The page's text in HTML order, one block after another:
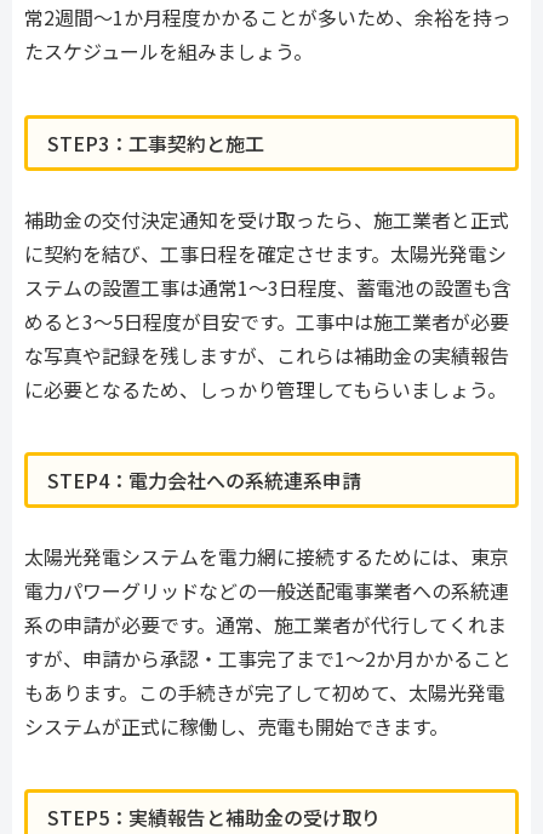
常2週間〜1か月程度かかることが多いため、余裕を持っ
たスケジュールを組みましょう。
STEP3：工事契約と施工
補助金の交付決定通知を受け取ったら、施工業者と正式
に契約を結び、工事日程を確定させます。太陽光発電シ
ステムの設置工事は通常1〜3日程度、蓄電池の設置も含
めると3〜5日程度が目安です。工事中は施工業者が必要
な写真や記録を残しますが、これらは補助金の実績報告
に必要となるため、しっかり管理してもらいましょう。
STEP4：電力会社への系統連系申請
太陽光発電システムを電力網に接続するためには、東京
電力パワーグリッドなどの一般送配電事業者への系統連
系の申請が必要です。通常、施工業者が代行してくれま
すが、申請から承認・工事完了まで1〜2か月かかること
もあります。この手続きが完了して初めて、太陽光発電
システムが正式に稼働し、売電も開始できます。
STEP5：実績報告と補助金の受け取り